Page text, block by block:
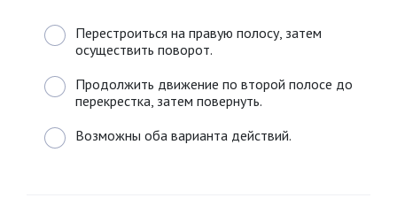
Перестроиться на правую полосу, затем
осуществить поворот.
Продолжить движение по второй полосе до
перекрестка, затем повернуть.
Возможны оба варианта действий.